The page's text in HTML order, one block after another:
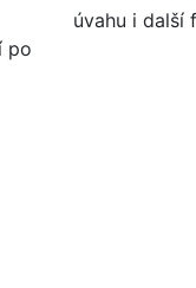
po
úvahu i další